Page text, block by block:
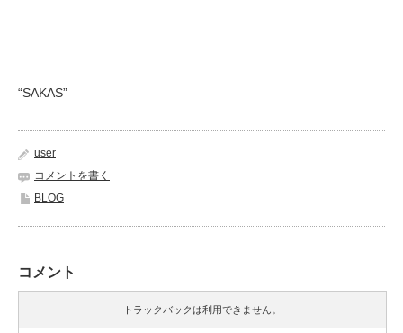
“SAKAS”
user
コメントを書く
BLOG
コメント
トラックバックは利用できません。